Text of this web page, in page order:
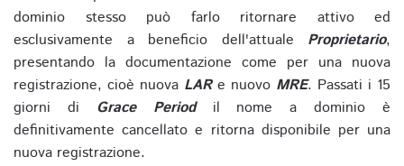
dominio stesso può farlo ritornare attivo ed
esclusivamente a beneficio dell'attuale Proprietario,
presentando la documentazione come per una nuova
registrazione, cioè nuova LARe nuovo MRE. Passati i 15
giorni di Grace Periodil nome a dominio è
definitivamente cancellato e ritorna disponibile per una
nuova registrazione.